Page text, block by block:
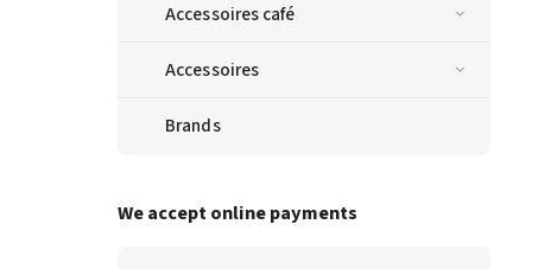
Accessoires café
Accessoires
Brands
We accept online payments